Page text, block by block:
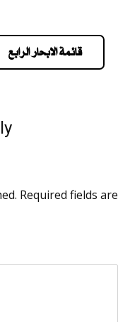
قائمة الابحار الرابع
Required fields are